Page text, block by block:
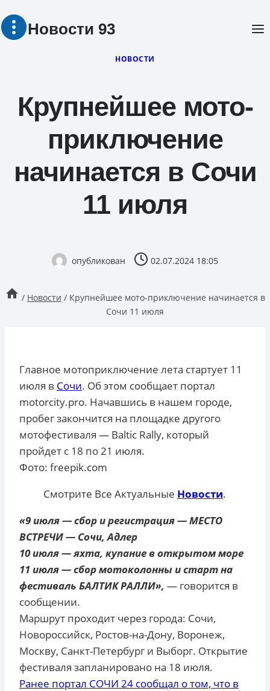
Перейти
Новости 93
НОВОСТИ
Крупнейшее мото-
приключение
начинается в Сочи
11 июля
опубликован 02.07.2024 18:05
/ Новости / Крупнейшее мото-приключение начинается в
Сочи 11 июля
Главное мотоприключение лета стартует 11
июля в Сочи. Об этом сообщает портал
motorcity.pro. Начавшись в нашем городе,
пробег закончится на площадке другого
мотофестиваля — Baltic Rally, который
пройдет с 18 по 21 июля.
Фото: freepik.com
Смотрите Все Актуальные Новости.
«9 июля — сбор и регистрация — МЕСТО
ВСТРЕЧИ — Сочи, Адлер
10 июля — яхта, купание в открытом море
11 июля — сбор мотоколонны и старт на
фестиваль БАЛТИК РАЛЛИ», — говорится в
сообщении.
Маршрут проходит через города: Сочи,
Новороссийск, Ростов-на-Дону, Воронеж,
Москву, Санкт-Петербург и Выборг. Открытие
фестиваля запланировано на 18 июля.
Ранее портал СОЧИ 24 сообщал о том, что в